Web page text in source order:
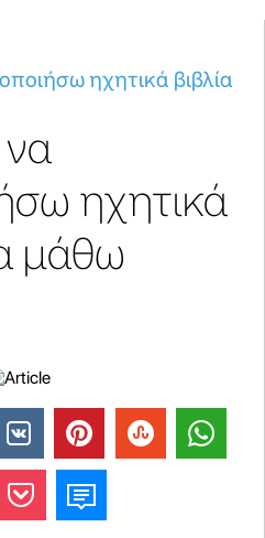
ηχητικά βιβλία
ηχητικά
μάθω